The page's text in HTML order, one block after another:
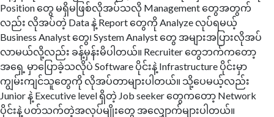
Position တွေ မရှိမဖြစ်လိုအပ်သလို Management တွေအတွက်
လည်း လိုအပ်တဲ့ Data နဲ့ Report တွေကို Analyze လုပ်ရမယ့်
Business Analyst တွေ၊ System Analyst တွေ အများအပြားလိုအပ်
လာမယ်လို့လည်း ခန့်မှန်းမိပါတယ်။ Recruiter တွေဘက်ကတော့
အရှေ့ မှာပြောခဲ့သလိုပဲ Software ပိုင်းနဲ့ Infrastructure ပိုင်းမှာ
ကျွမ်းကျင်သူတွေကို လိုအပ်တာများပါတယ်။ သို့ပေမယ့်လည်း
Junior နဲ့ Executive level ရှိတဲ့ Job seeker တွေကတော့ Network
ပိုင်းနဲ့ ပတ်သက်တဲ့အလုပ်မျိုးတွေ အလျှောက်များပါတယ်။